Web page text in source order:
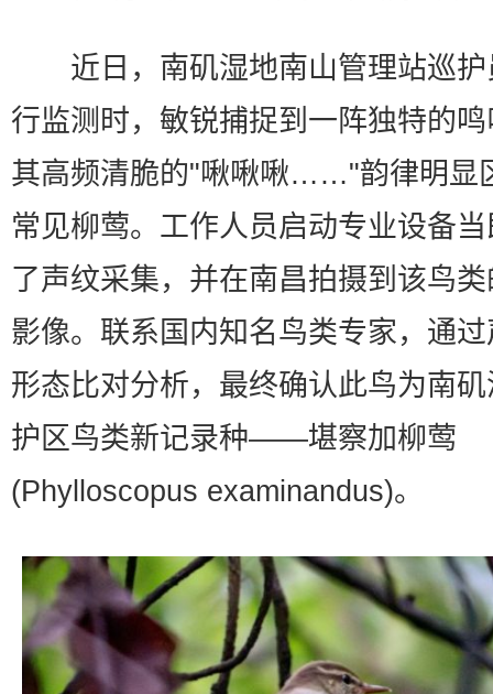
近日，南矶湿地南山管理站巡护
行监测时，敏锐捕捉到一阵独特的
其高频清脆的"啾啾啾……"韵律明显
常见柳莺。工作人员启动专业设备
了声纹采集，并在南昌拍摄到该鸟
影像。联系国内知名鸟类专家，通
形态比对分析，最终确认此鸟为南
护区鸟类新记录种——堪察加柳莺
(Phylloscopus examinandus)。